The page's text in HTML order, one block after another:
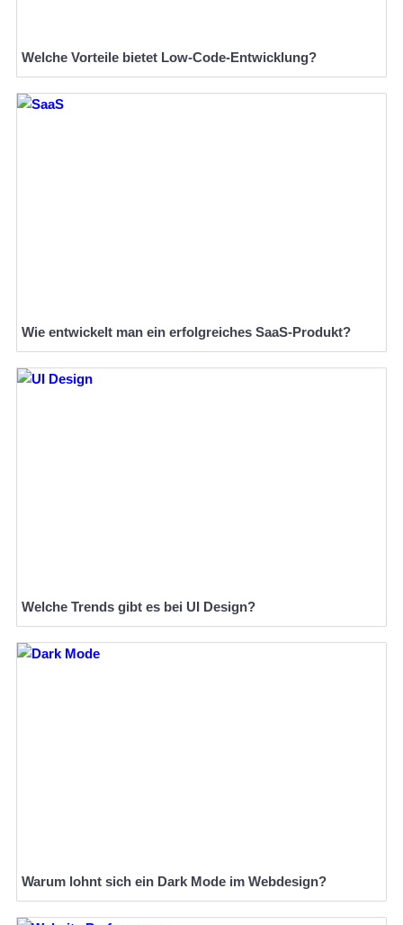
Welche Vorteile bietet Low-Code-Entwicklung?
Wie entwickelt man ein erfolgreiches SaaS-Produkt?
Welche Trends gibt es bei UI Design?
Warum lohnt sich ein Dark Mode im Webdesign?